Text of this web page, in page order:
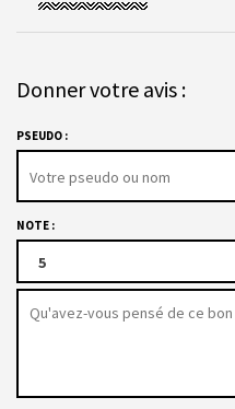
Donner votre avis :
PSEUDO :
NOTE :
5